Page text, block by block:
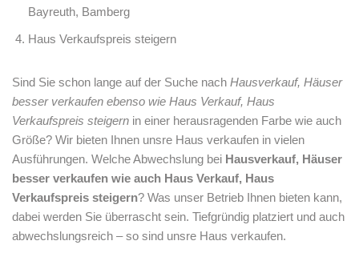
Bayreuth, Bamberg
Haus Verkaufspreis steigern
Sind Sie schon lange auf der Suche nach Hausverkauf, Häuser
besser verkaufen ebenso wie Haus Verkauf, Haus
Verkaufspreis steigern in einer herausragenden Farbe wie auch
Größe? Wir bieten Ihnen unsre Haus verkaufen in vielen
Ausführungen. Welche Abwechslung bei Hausverkauf, Häuser
besser verkaufen wie auch Haus Verkauf, Haus
Verkaufspreis steigern? Was unser Betrieb Ihnen bieten kann,
dabei werden Sie überrascht sein. Tiefgründig platziert und auch
abwechslungsreich – so sind unsre Haus verkaufen.